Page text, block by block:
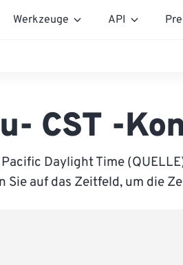
Werkzeuge API
CST -
Daylight Time
Sie auf das Zeitfeld, um die